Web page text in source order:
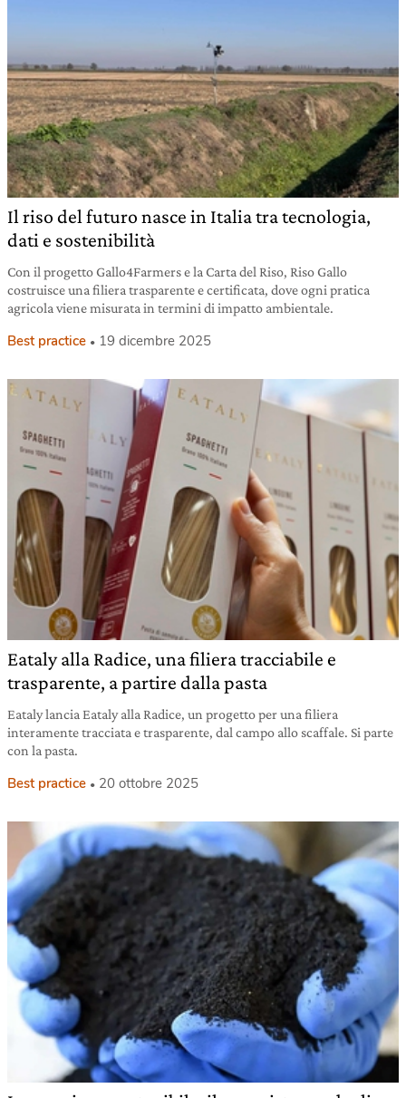
Il riso del futuro nasce in Italia tra tecnologia,
dati e sostenibilità
Con il progetto Gallo4Farmers e la Carta del Riso, Riso Gallo
costruisce una filiera trasparente e certificata, dove ogni pratica
agricola viene misurata in termini di impatto ambientale.
Best practice 19 dicembre 2025
Eataly alla Radice, una filiera tracciabile e
trasparente, a partire dalla pasta
Eataly lancia Eataly alla Radice, un progetto per una filiera
interamente tracciata e trasparente, dal campo allo scaffale. Si parte
con la pasta.
Best practice 20 ottobre 2025